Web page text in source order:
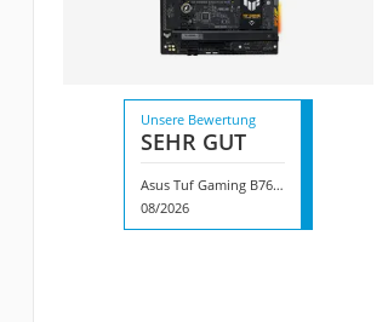
Unsere Bewertung
SEHR GUT
Asus Tuf Gaming B760-Plus
08/2026